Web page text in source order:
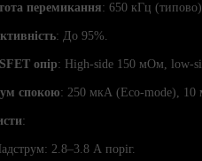
перемикання: 650 кГц
: До 95%.
опір: High-side 150 мОм, low-
спокою: 250 мкА (Eco-mode),
:
2.8–3.8 А поріг.